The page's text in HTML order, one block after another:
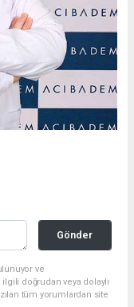
Gönder
ve
doğrudan veya dolaylı
tüm yorumlardan site